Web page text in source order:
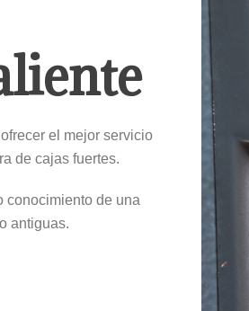
el mejor servicio
de cajas fuertes.
conocimiento de una
antiguas.